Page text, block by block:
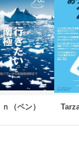
トシステムに関
せ係
ｎ（ペン）